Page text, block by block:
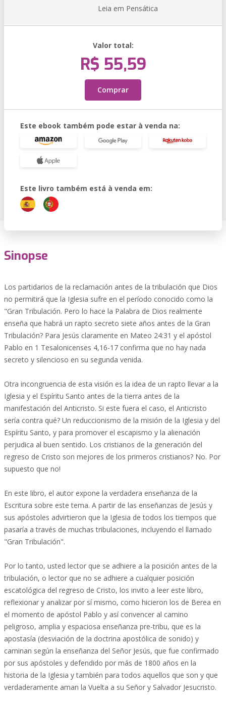
Leia em Pensática
Valor total:
R$ 55,59
Comprar
Este ebook também pode estar à venda na:
Este livro também está à venda em:
Sinopse
Los partidarios de la reclamación antes de la tribulación que Dios
no permitirá que la Iglesia sufre en el período conocido como la
"Gran Tribulación. Pero lo hace la Palabra de Dios realmente
enseña que habrá un rapto secreto siete años antes de la Gran
Tribulación? Para Jesús claramente en Mateo 24:31 y el apóstol
Pablo en 1 Tesalonicenses 4,16-17 confirma que no hay nada
secreto y silencioso en su segunda venida.
Otra incongruencia de esta visión es la idea de un rapto llevar a la
Iglesia y el Espíritu Santo antes de la tierra antes de la
manifestación del Anticristo. Si este fuera el caso, el Anticristo
sería contra qué? Un reduccionismo de la misión de la Iglesia y del
Espíritu Santo, y para promover el escapismo y la alienación
perjudica al buen sentido. Los cristianos de la generación del
regreso de Cristo son mejores de los primeros cristianos? No. Por
supuesto que no!
En este libro, el autor expone la verdadera enseñanza de la
Escritura sobre este tema. A partir de las enseñanzas de Jesús y
sus apóstoles advirtieron que la Iglesia de todos los tiempos que
pasaría a través de muchas tribulaciones, incluyendo el llamado
"Gran Tribulación".
Por lo tanto, usted lector que se adhiere a la posición antes de la
tribulación, o lector que no se adhiere a cualquier posición
escatológica del regreso de Cristo, los invito a leer este libro,
reflexionar y analizar por sí mismo, como hicieron los de Berea en
el momento de apóstol Pablo y así convencer al camino
peligroso, amplia y espaciosa enseñanza pre-tribu, que es la
apostasía (desviación de la doctrina apostólica de sonido) y
caminan según la enseñanza del Señor Jesús, que fue confirmado
por sus apóstoles y defendido por más de 1800 años en la
historia de la Iglesia y también para todos aquellos que son y que
verdaderamente aman la Vuelta a su Señor y Salvador Jesucristo.